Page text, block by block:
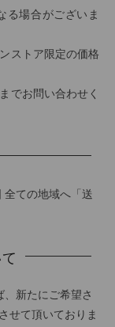
る場合がございま
ストア限定の価格
でお問い合わせく
全ての地域へ「送
新たにご希望さ
せて頂いておりま